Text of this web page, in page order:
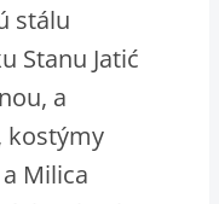
stálu
Stanu Jatić
a
kostýmy
Milica